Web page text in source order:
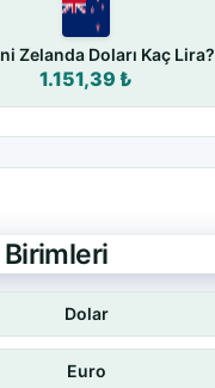
Zelanda Doları Kaç Lira?
1.151,39 ₺
Dolar
Euro